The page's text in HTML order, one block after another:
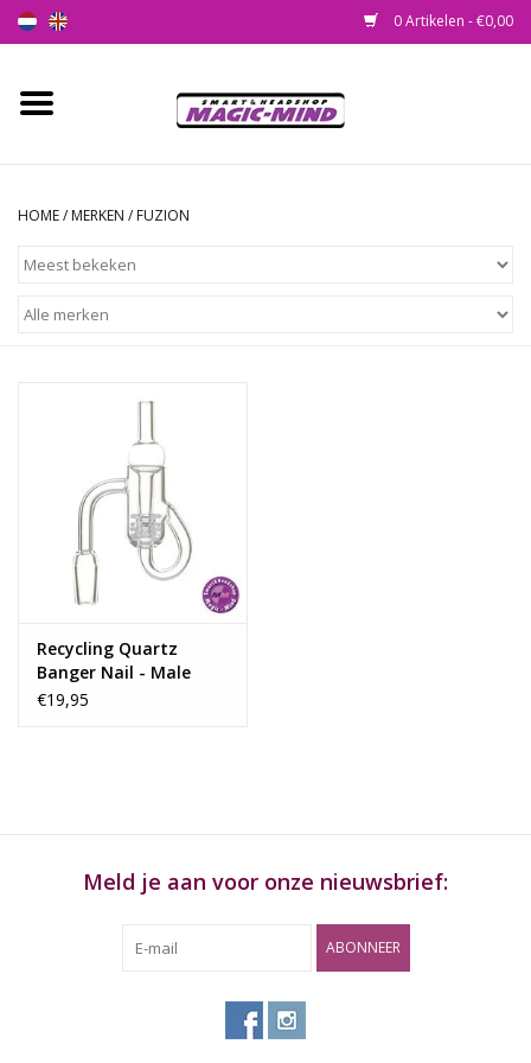
0 Artikelen - €0,00
Home
Headshop
Health Supplies
Psychedelic
Rituals & Wierook
Sale
HOME/ MERKEN / FUZION
Recycling Quartz
Banger Nail - Male
19mm
€19,95
Meld je aan voor onze nieuwsbrief:
ABONNEER